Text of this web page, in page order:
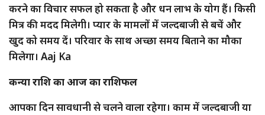
करने का विचार सफल हो सकता है और धन लाभ के योग हैं। किसी
मित्र की मदद मिलेगी। प्यार के मामलों में जल्दबाजी से बचें और
खुद को समय दें। परिवार के साथ अच्छा समय बिताने का मौका
मिलेगा। Aaj Ka
कन्या राशि का आज का राशिफल
आपका दिन सावधानी से चलने वाला रहेगा। काम में जल्दबाजी या